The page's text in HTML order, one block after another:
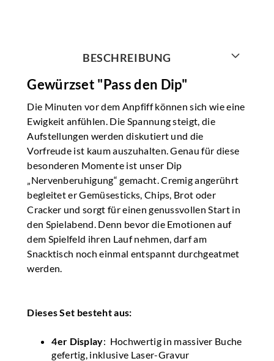
BESCHREIBUNG
Gewürzset "Pass den Dip"
Die Minuten vor dem Anpfiff können sich wie eine
Ewigkeit anfühlen. Die Spannung steigt, die
Aufstellungen werden diskutiert und die
Vorfreude ist kaum auszuhalten. Genau für diese
besonderen Momente ist unser Dip
„Nervenberuhigung“ gemacht. Cremig angerührt
begleitet er Gemüsesticks, Chips, Brot oder
Cracker und sorgt für einen genussvollen Start in
den Spielabend. Denn bevor die Emotionen auf
dem Spielfeld ihren Lauf nehmen, darf am
Snacktisch noch einmal entspannt durchgeatmet
werden.
Dieses Set besteht aus:
4er Display: Hochwertig in massiver Buche
gefertig, inklusive Laser-Gravur